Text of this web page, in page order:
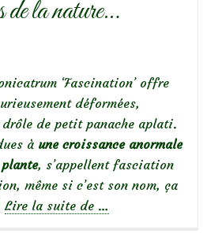
la nature…
‘Fascination’ offre
déformées,
drôle de petit panache aplati.
à une croissance anormale
, s’appellent fasciation
même si c’est son nom, ça
Lire la suite de …